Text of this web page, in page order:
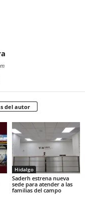
del autor
Hidalgo
Saderh estrena nueva
sede para atender a las
familias del campo